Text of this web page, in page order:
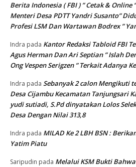
Berita Indonesia ( FBI ) ” Cetak & Online
Menteri Desa PDTT Yandri Susanto”
Profesi LSM Dan Wartawan Bodrex ”
Indra pada Kantor Redaksi Tabloid FBI
Agus Herman Dan Ari Septian ” Islah
Ong Vespen Serigzen ” Terkait Adanya
Indra pada Sebanyak 2 calon Mengikuti
Desa Cijambu Kecamatan Tanjungsari
yudi sutiadi, S.Pd dinyatakan Lolos
Desa Dengan Nilai 313,8
Indra pada MILAD Ke 2 LBH BSN :
Yatim Piatu
Saripudin pada Melalui KSM Bukti